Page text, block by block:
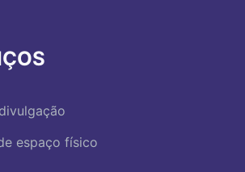
espaço físico